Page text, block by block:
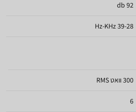
92 db
39-28 Hz-KHz
300 וואט RMS
6